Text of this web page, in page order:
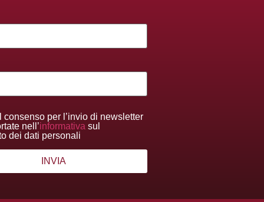
consenso per l’invio di newsletter
nell’informativa sul
dei dati personali